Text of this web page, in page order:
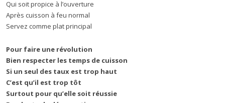
Qui soit propice à l’ouverture
Après cuisson à feu normal
Servez comme plat principal
Pour faire une révolution
Bien respecter les temps de cuisson
Si un seul des taux est trop haut
C’est qu’il est trop tôt
Surtout pour qu’elle soit réussie